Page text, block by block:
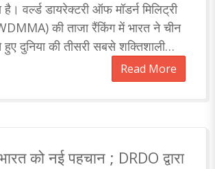
वर्ल्ड डायरेक्टरी ऑफ मॉडर्न मिलिट्री
की ताजा रैंकिंग में भारत ने चीन
दुनिया की तीसरी सबसे शक्तिशाली
का गौरव हासिल किया है। इस रैंकि..
Read More
को नई पहचान ; DRDO द्वारा